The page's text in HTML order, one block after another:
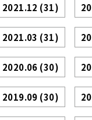
2021.12 (31)
2021.03 (31)
2020.06 (30)
2019.09 (30)